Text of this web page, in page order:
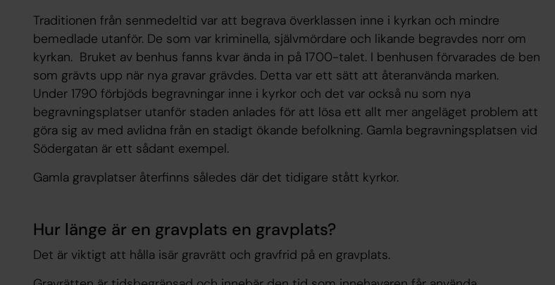
Traditionen från senmedeltid var att begrava överklassen inne i kyrkan och mindre
bemedlade utanför. De som var kriminella, självmördare och likande begravdes norr om
kyrkan. Bruket av benhus fanns kvar ända in på 1700-talet. I benhusen förvarades de ben
som grävts upp när nya gravar grävdes. Detta var ett sätt att återanvända marken.
Under 1790 förbjöds begravningar inne i kyrkor och det var också nu som nya
begravningsplatser utanför staden anlades för att lösa ett allt mer angeläget problem att
göra sig av med avlidna från en stadigt ökande befolkning. Gamla begravningsplatsen vid
Södergatan är ett sådant exempel.
Gamla gravplatser återfinns således där det tidigare stått kyrkor.
Hur länge är en gravplats en gravplats?
Det är viktigt att hålla isär gravrätt och gravfrid på en gravplats.